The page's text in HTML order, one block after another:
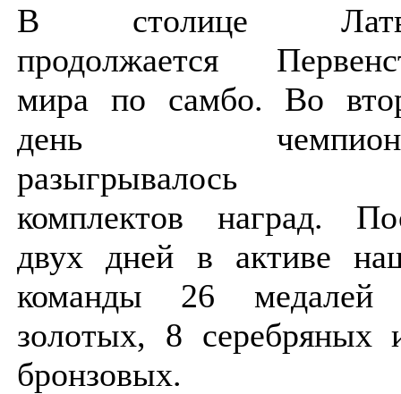
В столице
продолжается
мира по самбо. Во
день
разыгрывалось
комплектов наград.
двух дней в активе
команды 26 медалей
золотых, 8 серебряных
бронзовых.